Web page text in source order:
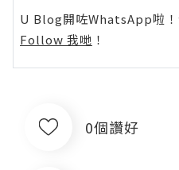
U Blog開咗WhatsApp啦！
Follow 我哋 ！
0個讚好